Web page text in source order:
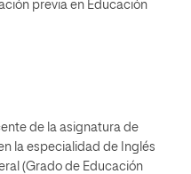
previa en Educación
de la asignatura de
la especialidad de Inglés
(Grado de Educación